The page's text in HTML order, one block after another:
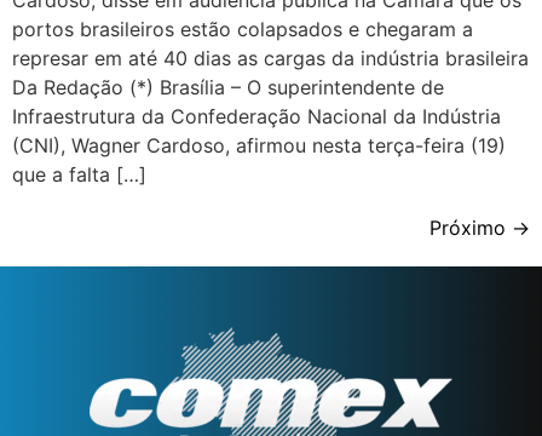
portos brasileiros estão colapsados e chegaram a
represar em até 40 dias as cargas da indústria brasileira
Da Redação (*) Brasília – O superintendente de
Infraestrutura da Confederação Nacional da Indústria
(CNI), Wagner Cardoso, afirmou nesta terça-feira (19)
que a falta […]
Próximo →